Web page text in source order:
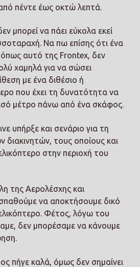
πέντε έως οκτώ λεπτά.
μπορεί να πάει εύκολα εκεί
Να πω επίσης ότι ένα
όπως αυτό της Frontex, δεν
χαμηλά για να σώσει
με ένα διθέσιο ή
που έχει τη δυνατότητα να
μέτρο πάνω από ένα σκάφος.
υπήρξε και σενάριο για τη
διακινητών, τους οποίους και
στην περιοχή του
της Αερολέσχης και
να αποκτήσουμε δικό
Φέτος, λόγω του
δεν μπορέσαμε να κάνουμε
πήγε καλά, όμως δεν σημαίνει